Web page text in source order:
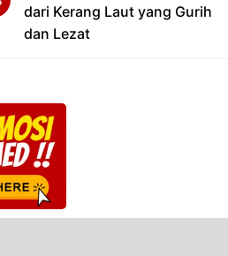
dari Kerang Laut yang Gurih
dan Lezat